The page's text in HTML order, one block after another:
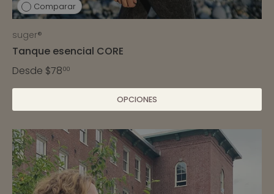
Comparar
suger®
Tanque esencial CORE
Desde $7800
OPCIONES